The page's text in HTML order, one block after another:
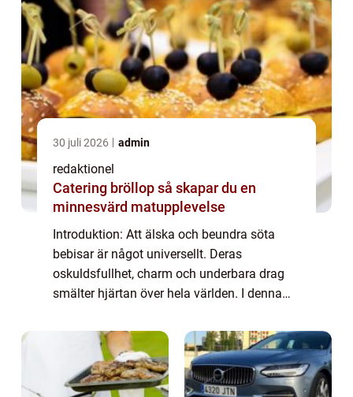
30 juli 2026 admin
redaktionel
Catering bröllop så skapar du en
minnesvärd matupplevelse
Introduktion: Att älska och beundra söta
bebisar är något universellt. Deras
oskuldsfullhet, charm och underbara drag
smälter hjärtan över hela världen. I denna
världens sötaste bebisar så speciella och ta